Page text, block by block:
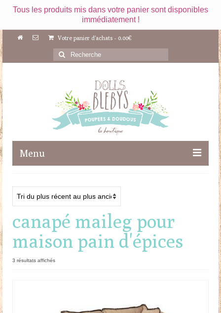
Tous les produits mis dans votre panier sont disponibles
immédiatement !
Votre panier d'achats - 0.00€
Rechercher
:
Menu
Maileg
Poupées
Doudous
Mobilier & Accessoires
canapé maileg pour
maison pain d'épices
3 résultats affichésTrié
plus